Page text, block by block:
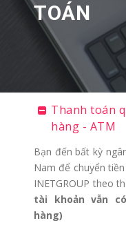
TOÁN
Thanh toán
hàng - ATM
Bạn đến bất kỳ
Nam để chuyển
INETGROUP theo
tài khoản vẫn
hàng)